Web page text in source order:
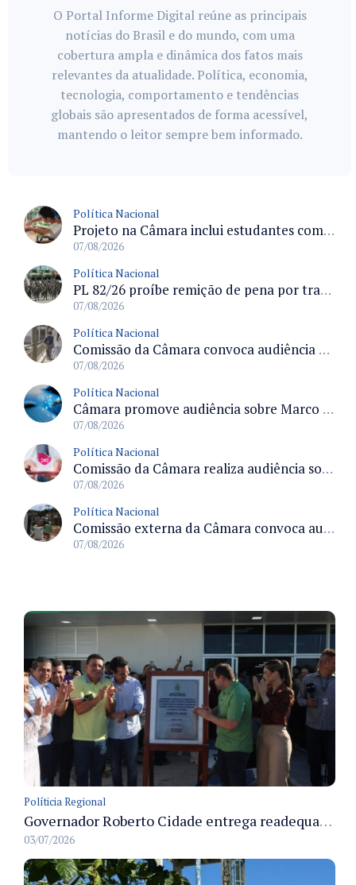
O Portal Informe Digital reúne as principais
notícias do Brasil e do mundo, com uma
cobertura ampla e dinâmica dos fatos mais
relevantes da atualidade. Política, economia,
tecnologia, comportamento e tendências
globais são apresentados de forma acessível,
mantendo o leitor sempre bem informado.
Política Nacional
Projeto na Câmara inclui estudantes com deficiência no regime escolar especial da LDB e estabelece critérios para frequência
07/08/2026
Política Nacional
PL 82/26 proíbe remição de pena por trabalho em funções militares para condenados por crimes contra o Estado Democrático de Direito
07/08/2026
Política Nacional
Comissão da Câmara convoca audiência para discutir misoginia nas escolas e universidades após divulgação de listas misóginas
07/08/2026
Política Nacional
Câmara promove audiência sobre Marco de Fomento à Economia Digital e impactos da inteligência artificial
07/08/2026
Política Nacional
Comissão da Câmara realiza audiência sobre apostas online para medir o tamanho do mercado ilegal
07/08/2026
Política Nacional
Comissão externa da Câmara convoca audiência pública sobre chuvas na Zona da Mata de Minas Gerais e impactos em Juiz de Fora
07/08/2026
Políticia Regional
Governador Roberto Cidade entrega readequação do ambulatório da FCecon e amplia capacidade de atendimento oncológico em Manaus
03/07/2026